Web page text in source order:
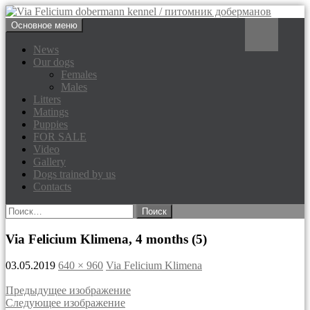
Via Felicium dobermann
kennel / питомник доберманов
Основное меню
к
News
Our dogs
Females
Males
Litters
Matings
Puppies
FOR SALE
Video
Gallery
Dogs trained by us
Contacts
Найти:
Via Felicium Klimena, 4 months (5)
03.05.2019 640 × 960 Via Felicium Klimena
Предыдущее изображение
Следующее изображение